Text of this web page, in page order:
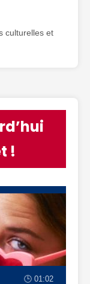
culturelles et
!
🕒 01:02